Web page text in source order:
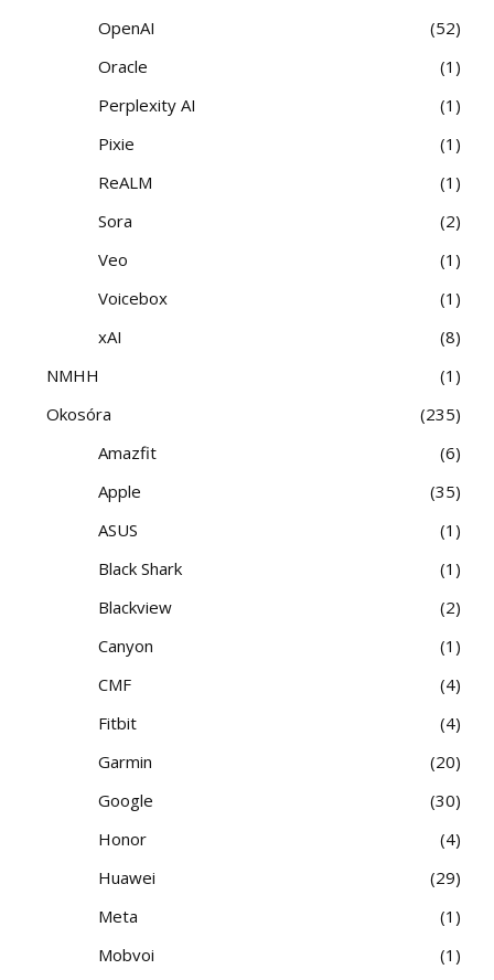
OpenAI
52
Oracle
1
Perplexity AI
1
Pixie
1
ReALM
1
Sora
2
Veo
1
Voicebox
1
xAI
8
NMHH
1
Okosóra
235
Amazfit
6
Apple
35
ASUS
1
Black Shark
1
Blackview
2
Canyon
1
CMF
4
Fitbit
4
Garmin
20
Google
30
Honor
4
Huawei
29
Meta
1
Mobvoi
1